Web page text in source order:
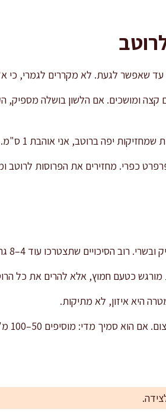
ומושכים. אם הלשון בושלה מספיק,
עוד 4–8 גרם, תלוי בציר ובמליחות הראשונית.
מורגש כטעם חמוץ, אלא להרים את כל
היא איזון, לא מתיקות.